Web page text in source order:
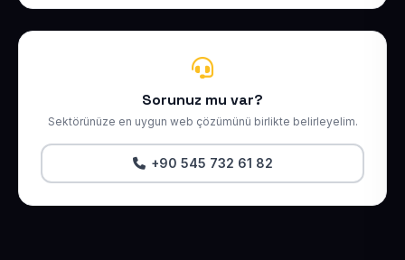
Sorunuz mu var?
Sektörünüze en uygun web çözümünü birlikte belirleyelim.
+90 545 732 61 82